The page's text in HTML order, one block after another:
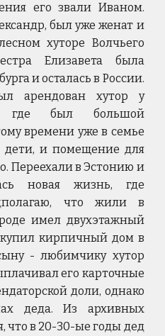
его звали Иваном.
был уже женат и
хуторе Волчьего
Елизавета была
и осталась в России.
арендован хутор у
где был большой
времени уже в семье
дети, и помещение для
Переехали в Эстонию и
новая жизнь, где
что жили в
имел двухэтажный
кирпичный дом в
- любимчику хутор
его карточные
доли, однако
деда. Из архивных
что в 20-30-ые годы дед